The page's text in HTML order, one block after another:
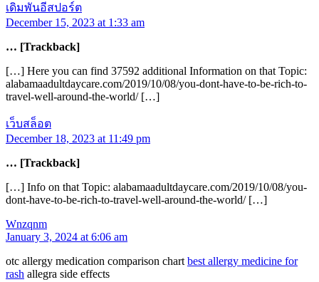
เดิมพันอีสปอร์ต
December 15, 2023 at 1:33 am
… [Trackback]
[…] Here you can find 37592 additional Information on that Topic:
alabamaadultdaycare.com/2019/10/08/you-dont-have-to-be-rich-to-
travel-well-around-the-world/ […]
เว็บสล็อต
December 18, 2023 at 11:49 pm
… [Trackback]
[…] Info on that Topic: alabamaadultdaycare.com/2019/10/08/you-
dont-have-to-be-rich-to-travel-well-around-the-world/ […]
Wnzqnm
January 3, 2024 at 6:06 am
otc allergy medication comparison chart best allergy medicine for
rash allegra side effects